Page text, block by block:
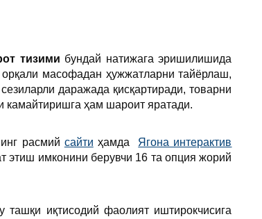
тизими бундай натижага эришилишида
масофадан ҳужжатларни тайёрлаш,
даражада қисқартиради, товарни
камайтиришга ҳам шароит яратади.
расмий сайти ҳамда Ягона интерактив
этиш имконини берувчи 16 та опция жорий
ташқи иқтисодий фаолият иштирокчисига